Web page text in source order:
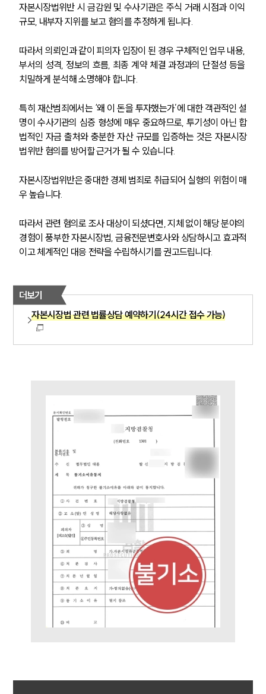
법률서식
뉴스레터/브로슈어
대륜법률상담예약
자본시장법위반 시 금감원 및 수사기관은 주식 거래 시점과 이익
규모, 내부자 지위를 보고 혐의를 추정하게 됩니다.
따라서 의뢰인과 같이 피의자 입장이 된 경우 구체적인 업무 내용,
부서의 성격, 정보의 흐름, 최종 계약 체결 과정과의 단절성 등을
치밀하게 분석해 소명해야 합니다.
특히 재산범죄에서는 ‘왜 이 돈을 투자했는가’에 대한 객관적인 설
명이 수사기관의 심증 형성에 매우 중요하므로, 투기성이 아닌 합
법적인 자금 출처와 충분한 자산 규모를 입증하는 것은 자본시장
법위반 혐의를 방어할 근거가 될 수 있습니다.
자본시장법위반은 중대한 경제 범죄로 취급되어 실형의 위험이 매
우 높습니다.
따라서 관련 혐의로 조사 대상이 되셨다면, 지체 없이 해당 분야의
경험이 풍부한 자본시장법, 금융전문변호사와 상담하시고 효과적
이고 체계적인 대응 전략을 수립하시기를 권고드립니다.
더보기
자본시장법 관련 법률상담 예약하기(24시간 접수 가능)